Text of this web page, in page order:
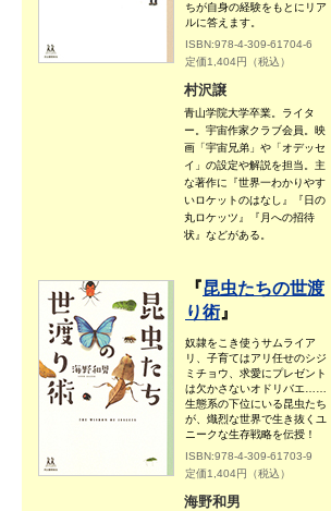
ちが自身の経験をもとにリア
ルに答えます。
ISBN:978-4-309-61704-6
定価1,404円（税込）
村沢譲
青山学院大学卒業。ライタ
ー。宇宙作家クラブ会員。映
画「宇宙兄弟」や「オデッセ
イ」の設定や解説を担当。主
な著作に『世界一わかりやす
いロケットのはなし』『日の
丸ロケッツ』『月への招待
状』などがある。
『昆虫たちの世渡
り術』
奴隷をこき使うサムライア
リ、子育てはアリ任せのシジ
ミチョウ、求愛にプレゼント
は欠かさないオドリバエ……
生態系の下位にいる昆虫たち
が、熾烈な世界で生き抜くユ
ニークな生存戦略を伝授！
ISBN:978-4-309-61703-9
定価1,404円（税込）
海野和男